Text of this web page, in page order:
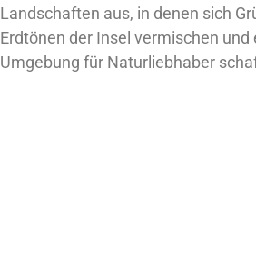
Landschaften aus, in denen sich
Erdtönen der Insel vermischen und
Umgebung für Naturliebhaber